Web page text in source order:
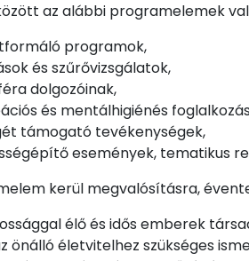
az alábbi programelemek
programok,
és szűrővizsgálatok,
dolgozóinak,
és mentálhigiénés
támogató tevékenységek,
események, tematikus
kerül megvalósításra,
élő és idős emberek
önálló életvitelhez szükséges